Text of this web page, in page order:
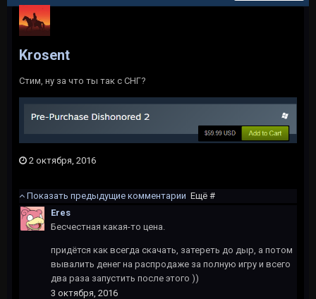
Krosent
Стим, ну за что ты так с СНГ?
2 октября, 2016
Показать предыдущие комментарии Ещё #
Eres
Бесчестная какая-то цена.
придётся как всегда скачать, затереть до дыр, а потом
вывалить денег на распродаже за полную игру и всего
два раза запустить после этого ))
3 октября, 2016